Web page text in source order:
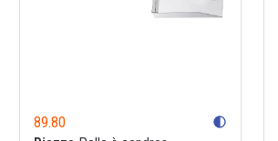
89.80 contrast